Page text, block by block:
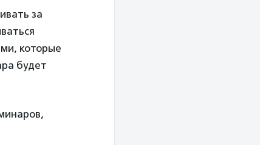
за
которые
будет